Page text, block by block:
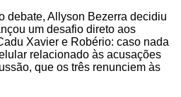
debate, Allyson Bezerra decidiu
um desafio direto aos
Xavier e Robério: caso nada
relacionado às acusações
que os três renunciem às